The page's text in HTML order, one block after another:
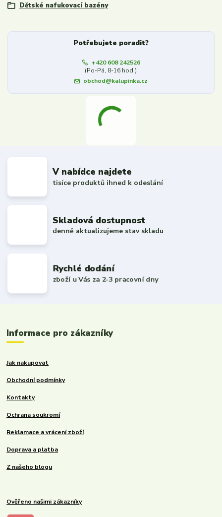
Dětské nafukovací bazény
Potřebujete poradit?
+420 608 242526
(Po-Pá, 8-16 hod.)
obchod@kalupinka.cz
V nabídce najdete
tisíce produktů ihned k odeslání
Skladová dostupnost
denně aktualizujeme stav skladu
Rychlé dodání
zboží u Vás za 2-3 pracovní dny
Informace pro zákazníky
Jak nakupovat
Obchodní podmínky
Kontakty
Ochrana soukromí
Reklamace a vrácení zboží
Doprava a platba
Z našeho blogu
Ověřeno našimi zákazníky